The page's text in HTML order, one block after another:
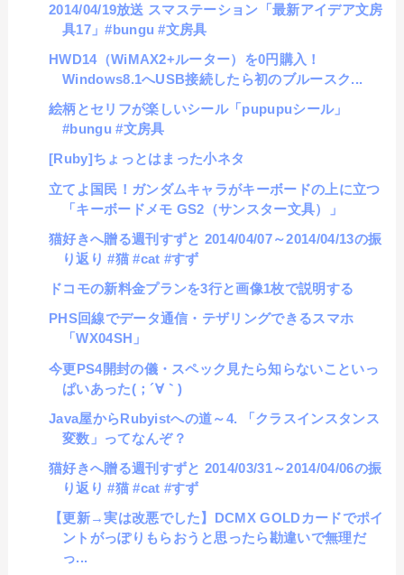
2014/04/19放送 スマステーション「最新アイデア文房
具17」#bungu #文房具
HWD14（WiMAX2+ルーター）を0円購入！
Windows8.1へUSB接続したら初のブルースク...
絵柄とセリフが楽しいシール「pupupuシール」
#bungu #文房具
[Ruby]ちょっとはまった小ネタ
立てよ国民！ガンダムキャラがキーボードの上に立つ
「キーボードメモ GS2（サンスター文具）」
猫好きへ贈る週刊すずと 2014/04/07～2014/04/13の振
り返り #猫 #cat #すず
ドコモの新料金プランを3行と画像1枚で説明する
PHS回線でデータ通信・テザリングできるスマホ
「WX04SH」
今更PS4開封の儀・スペック見たら知らないこといっ
ぱいあった(；´∀｀)
Java屋からRubyistへの道～4. 「クラスインスタンス
変数」ってなんぞ？
猫好きへ贈る週刊すずと 2014/03/31～2014/04/06の振
り返り #猫 #cat #すず
【更新→実は改悪でした】DCMX GOLDカードでポイ
ントがっぽりもらおうと思ったら勘違いで無理だ
っ...